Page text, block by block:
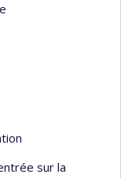
sur la